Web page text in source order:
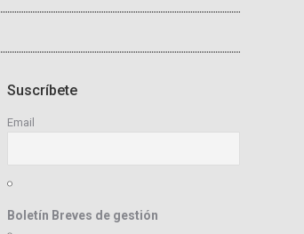
Suscríbete
Email
Boletín Breves de gestión